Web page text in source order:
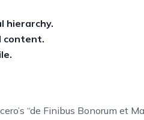
hierarchy.
content.
“de Finibus Bonorum et